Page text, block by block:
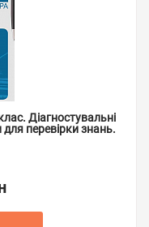
Діагностувальні
для перевірки знань.